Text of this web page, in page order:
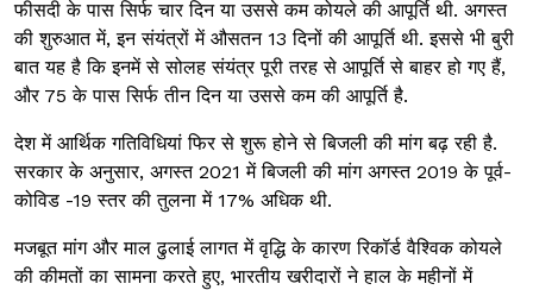
फीसदी के पास सिर्फ चार दिन या उससे कम कोयले की आपूर्ति थी. अगस्त
की शुरुआत में, इन संयंत्रों में औसतन 13 दिनों की आपूर्ति थी. इससे भी बुरी
बात यह है कि इनमें से सोलह संयंत्र पूरी तरह से आपूर्ति से बाहर हो गए हैं,
और 75 के पास सिर्फ तीन दिन या उससे कम की आपूर्ति है.
देश में आर्थिक गतिविधियां फिर से शुरू होने से बिजली की मांग बढ़ रही है.
सरकार के अनुसार, अगस्त 2021 में बिजली की मांग अगस्त 2019 के पूर्व-
कोविड -19 स्तर की तुलना में 17% अधिक थी.
मजबूत मांग और माल ढुलाई लागत में वृद्धि के कारण रिकॉर्ड वैश्विक कोयले
की कीमतों का सामना करते हुए, भारतीय खरीदारों ने हाल के महीनों में